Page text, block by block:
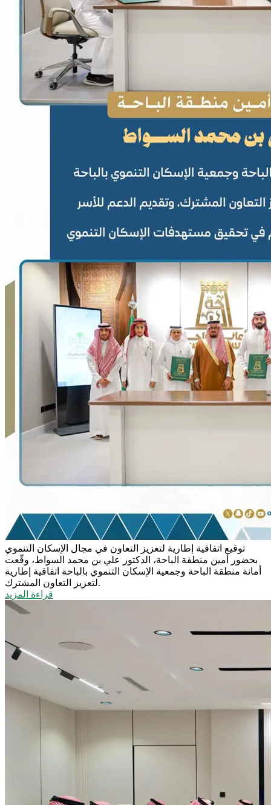
توقيع اتفاقية إطارية لتعزيز التعاون في مجال الإسكان التنموي
بحضور أمين منطقة الباحة، الدكتور علي بن محمد السواط، وقّعت
أمانة منطقة الباحة وجمعية الإسكان التنموي بالباحة اتفاقية إطارية
لتعزيز التعاون المشترك.
قراءة المزيد